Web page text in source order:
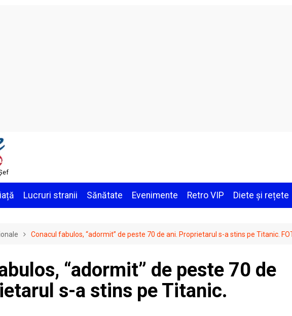
Lucruri stranii Sănătate Evenimente Retro VIP Diete și rețete
Conacul fabulos, “adormit” de peste 70 de ani. Proprietarul s-a stins pe Titanic.
“adormit” de peste 70 de
s-a stins pe Titanic.